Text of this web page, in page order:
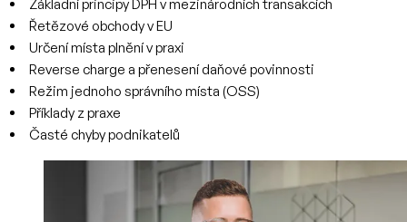
Základní principy DPH v mezinárodních transakcích
Řetězové obchody v EU
Určení místa plnění v praxi
Reverse charge a přenesení daňové povinnosti
Režim jednoho správního místa (OSS)
Příklady z praxe
Časté chyby podnikatelů